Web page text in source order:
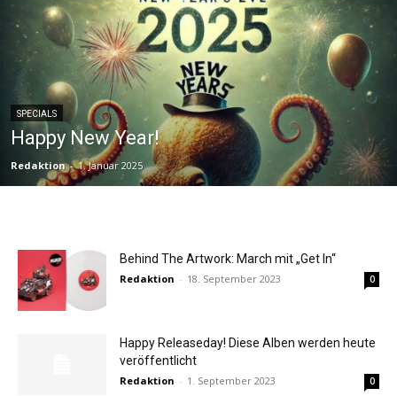
SPECIALS
Happy New Year!
Redaktion - 1. Januar 2025
Behind The Artwork: March mit „Get In“
Redaktion - 18. September 2023 0
Happy Releaseday! Diese Alben werden heute
veröffentlicht
Redaktion - 1. September 2023 0